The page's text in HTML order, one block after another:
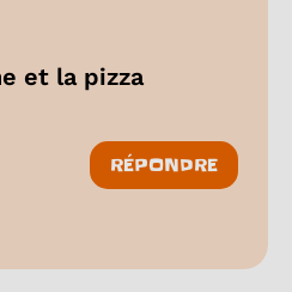
et la pizza
les réactions
RÉPONDRE